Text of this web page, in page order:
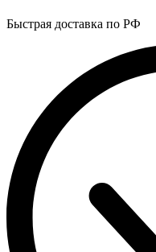
Быстрая доставка по РФ